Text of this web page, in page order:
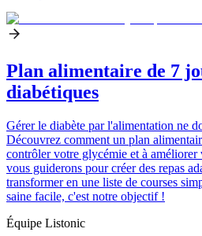
Plan alimentaire de 7
diabétiques
Gérer le diabète par l'alimentation ne
Découvrez comment un plan
contrôler votre glycémie et à améliorer
vous guiderons pour créer des repas
transformer en une liste de courses
saine facile, c'est notre objectif !
Équipe Listonic